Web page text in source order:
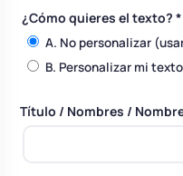
y pala tarta
damas de honor
¿Cómo quieres el texto? *
A. No personalizar
B. Personalizar mi texto
Título / Nombres /